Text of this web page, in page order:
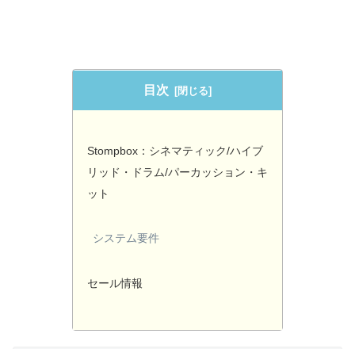
目次
Stompbox：シネマティック/ハイブ
リッド・ドラム/パーカッション・キ
ット
システム要件
セール情報